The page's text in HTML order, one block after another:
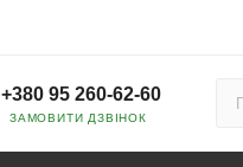
+380 95 260-62-60
ЗАМОВИТИ ДЗВІНОК